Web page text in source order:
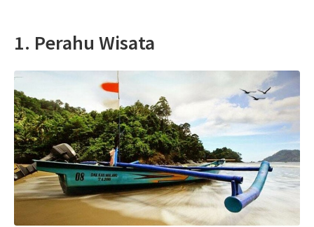
1. Perahu Wisata